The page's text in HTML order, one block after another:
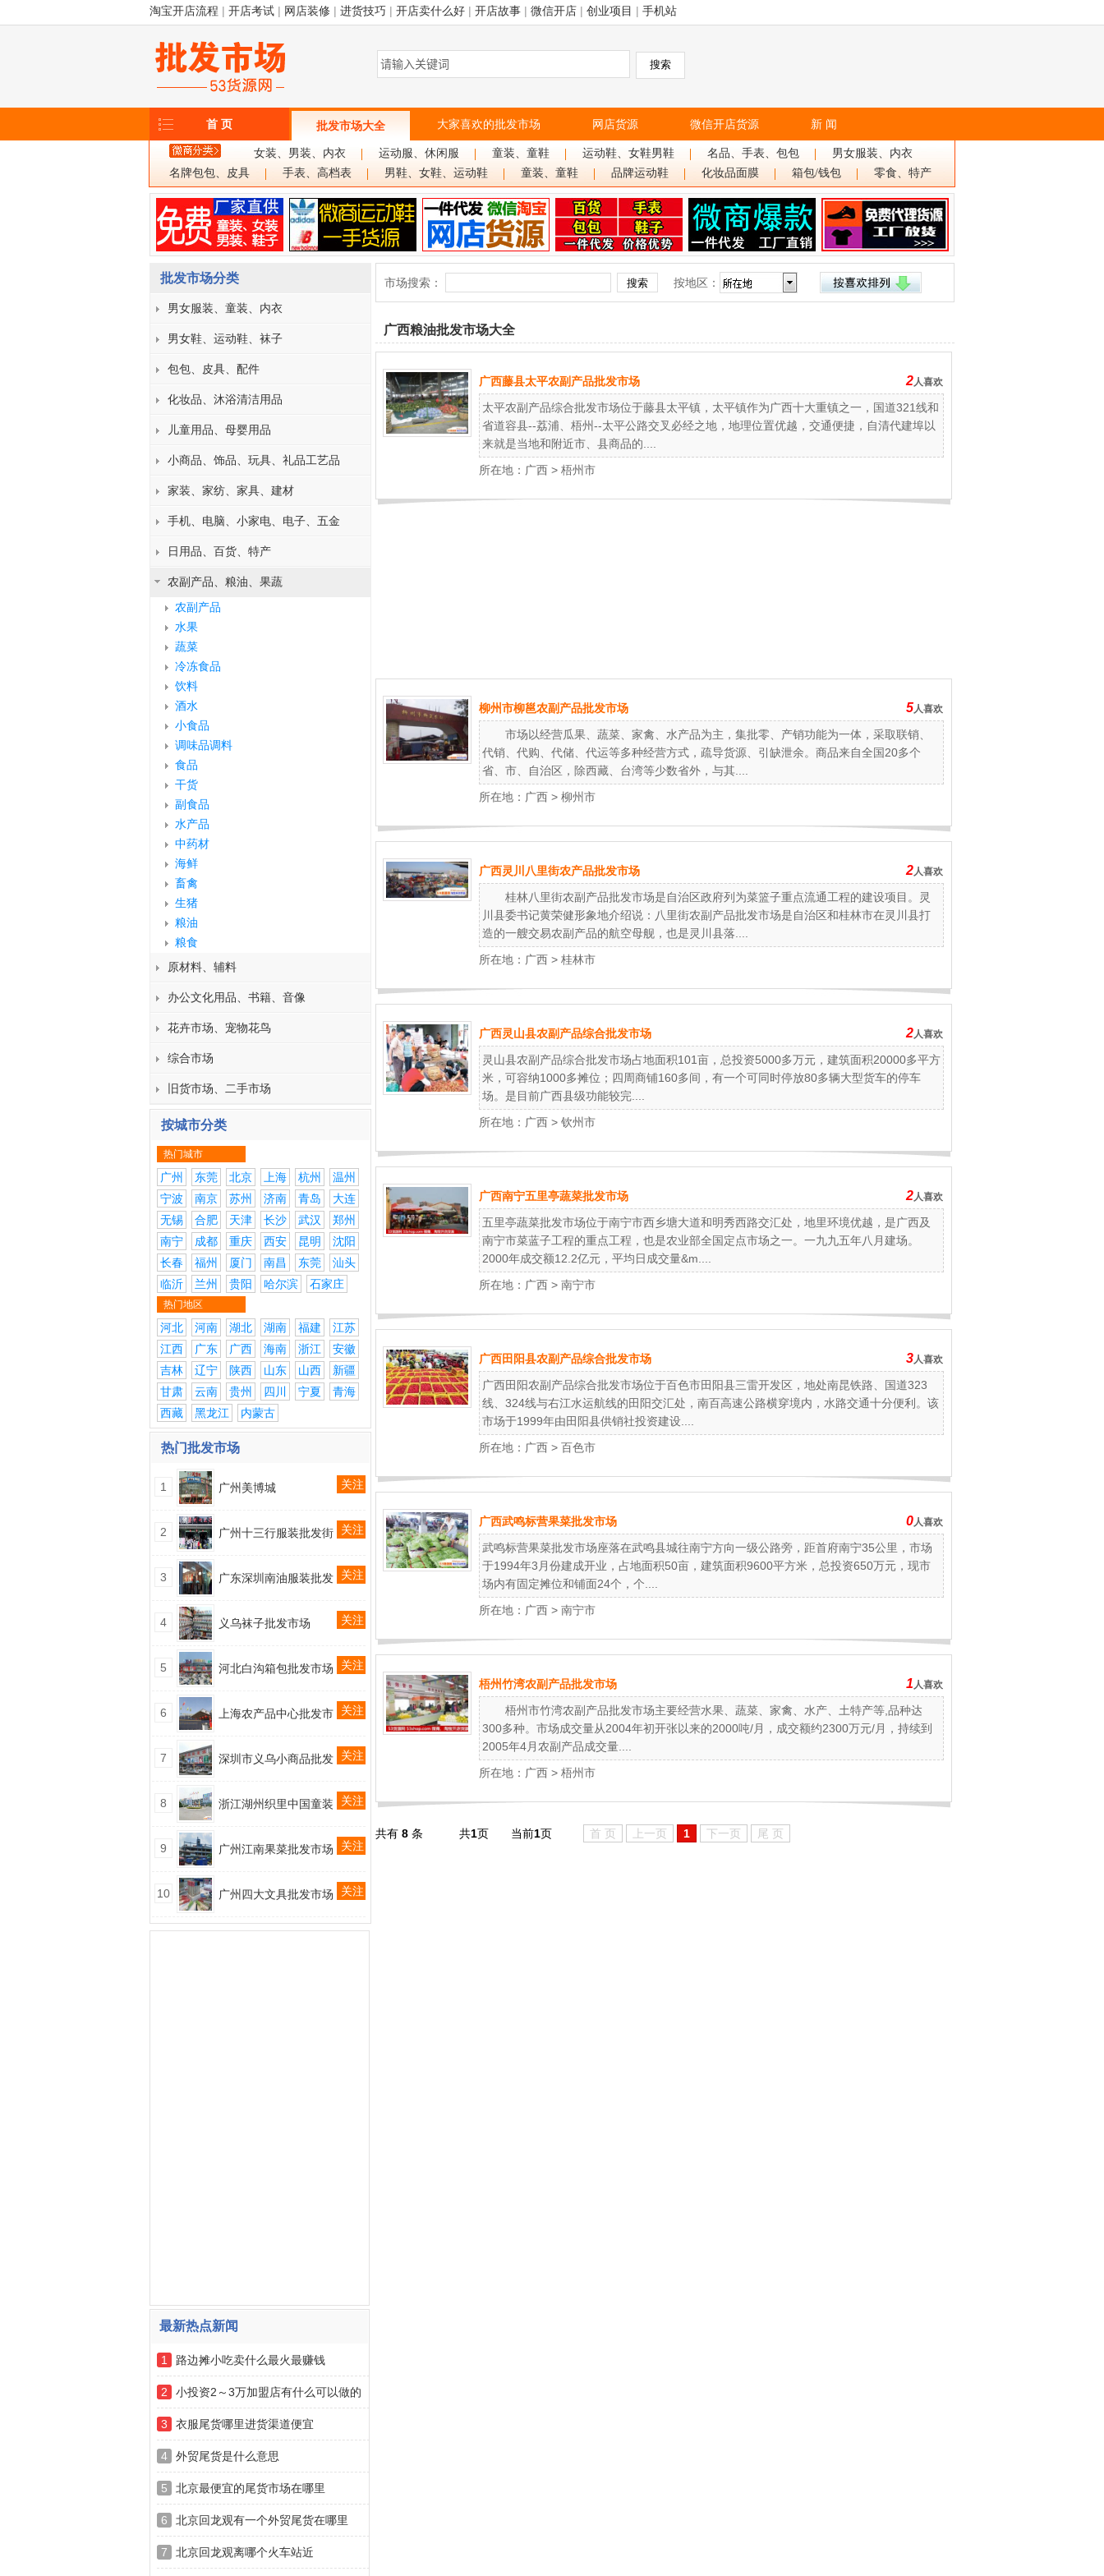
淘宝开店流程 | 开店考试 | 网店装修 | 进货技巧 | 开店卖什么好 | 开店故事 | 微信开店 | 创业项目 | 手机站
首 页 批发市场大全 大家喜欢的批发市场 网店货源 微信开店货源 新 闻
女装、男装、内衣 运动服、休闲服 童装、童鞋 运动鞋、女鞋男鞋 名品、手表、包包
男女服装、内衣
名牌包包、皮具
手表、高档表 男鞋、女鞋、运动鞋 童装、童鞋 品牌运动鞋 化妆品面膜 箱包/钱包 零食、特产
批发市场分类
男女服装、童装、内衣
男女鞋、运动鞋、袜子
包包、皮具、配件
化妆品、沐浴清洁用品
儿童用品、母婴用品
小商品、饰品、玩具、礼品工艺品
家装、家纺、家具、建材
手机、电脑、小家电、电子、五金
日用品、百货、特产
农副产品、粮油、果蔬
农副产品
水果
蔬菜
冷冻食品
饮料
酒水
小食品
调味品调料
食品
干货
副食品
水产品
中药材
海鲜
畜禽
生猪
粮油
粮食
原材料、辅料
办公文化用品、书籍、音像
花卉市场、宠物花鸟
综合市场
旧货市场、二手市场
按城市分类
热门城市
广州 东莞 北京 上海 杭州
温州
宁波
南京 苏州 济南 青岛
大连
无锡
合肥 天津 长沙 武汉
郑州
南宁
成都 重庆 西安 昆明
沈阳
长春
福州 厦门 南昌 东莞
汕头
临沂
兰州 贵阳 哈尔滨 石家庄
热门地区
河北 河南 湖北 湖南 福建
江苏
江西
广东 广西 海南 浙江
安徽
吉林
辽宁 陕西 山东 山西
新疆
甘肃
云南 贵州 四川 宁夏
青海
西藏
黑龙江 内蒙古
热门批发市场
1 广州美博城 关注
2 广州十三行服装批发街 关注
3 广东深圳南油服装批发 关注
4 义乌袜子批发市场 关注
5 河北白沟箱包批发市场 关注
6 上海农产品中心批发市 关注
7 深圳市义乌小商品批发 关注
8 浙江湖州织里中国童装 关注
9 广州江南果菜批发市场 关注
10 广州四大文具批发市场 关注
最新热点新闻
1 路边摊小吃卖什么最火最赚钱
2 小投资2～3万加盟店有什么可以做的
3 衣服尾货哪里进货渠道便宜
4 外贸尾货是什么意思
5 北京最便宜的尾货市场在哪里
6 北京回龙观有一个外贸尾货在哪里
7 北京回龙观离哪个火车站近
市场搜索： 按地区：
广西粮油批发市场大全
广西藤县太平农副产品批发市场 2人喜欢
太平农副产品综合批发市场位于藤县太平镇，太平镇作为广西十大重镇之一，国道321线和
省道容县--荔浦、梧州--太平公路交叉必经之地，地理位置优越，交通便捷，自清代建埠以
来就是当地和附近市、县商品的....
所在地： 广西 > 梧州市
柳州市柳邕农副产品批发市场 5人喜欢
市场以经营瓜果、蔬菜、家禽、水产品为主，集批零、产销功能为一体，采取联销、
代销、代购、代储、代运等多种经营方式，疏导货源、引缺泄余。商品来自全国20多个
省、市、自治区，除西藏、台湾等少数省外，与其....
所在地： 广西 > 柳州市
广西灵川八里街农产品批发市场 2人喜欢
桂林八里街农副产品批发市场是自治区政府列为菜篮子重点流通工程的建设项目。灵
川县委书记黄荣健形象地介绍说：八里街农副产品批发市场是自治区和桂林市在灵川县打
造的一艘交易农副产品的航空母舰，也是灵川县落....
所在地： 广西 > 桂林市
广西灵山县农副产品综合批发市场 2人喜欢
灵山县农副产品综合批发市场占地面积101亩，总投资5000多万元，建筑面积20000多平方
米，可容纳1000多摊位；四周商铺160多间，有一个可同时停放80多辆大型货车的停车
场。是目前广西县级功能较完....
所在地： 广西 > 钦州市
广西南宁五里亭蔬菜批发市场 2人喜欢
五里亭蔬菜批发市场位于南宁市西乡塘大道和明秀西路交汇处，地里环境优越，是广西及
南宁市菜蓝子工程的重点工程，也是农业部全国定点市场之一。一九九五年八月建场。
2000年成交额12.2亿元，平均日成交量&m....
所在地： 广西 > 南宁市
广西田阳县农副产品综合批发市场 3人喜欢
广西田阳农副产品综合批发市场位于百色市田阳县三雷开发区，地处南昆铁路、国道323
线、324线与右江水运航线的田阳交汇处，南百高速公路横穿境内，水路交通十分便利。该
市场于1999年由田阳县供销社投资建设....
所在地： 广西 > 百色市
广西武鸣标营果菜批发市场 0人喜欢
武鸣标营果菜批发市场座落在武鸣县城往南宁方向一级公路旁，距首府南宁35公里，市场
于1994年3月份建成开业，占地面积50亩，建筑面积9600平方米，总投资650万元，现市
场内有固定摊位和铺面24个，个....
所在地： 广西 > 南宁市
梧州竹湾农副产品批发市场 1人喜欢
梧州市竹湾农副产品批发市场主要经营水果、蔬菜、家禽、水产、土特产等,品种达
300多种。市场成交量从2004年初开张以来的2000吨/月，成交额约2300万元/月，持续到
2005年4月农副产品成交量....
所在地： 广西 > 梧州市
共有 8 条 共1页 当前1页 首 页 上一页 1 下一页 尾 页